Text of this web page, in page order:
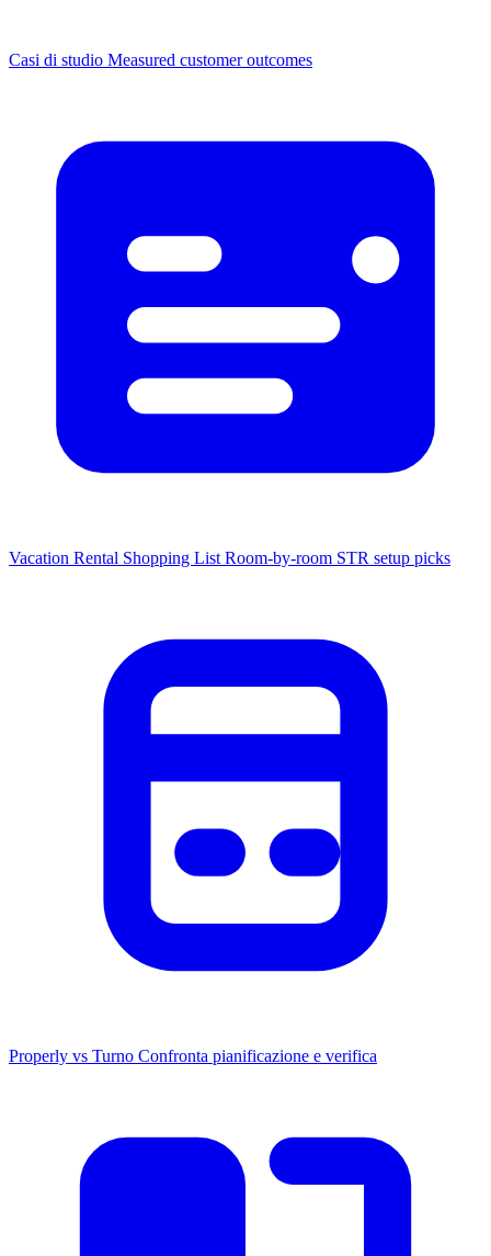
Casi di studio Measured customer outcomes
Vacation Rental Shopping List Room-by-room STR setup picks
Properly vs Turno Confronta pianificazione e verifica